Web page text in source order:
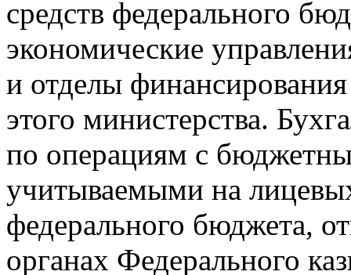
средств федерального
экономические
и отделы финансирования
этого министерства.
по операциям с
учитываемыми на
федерального бюджета,
органах Федерального